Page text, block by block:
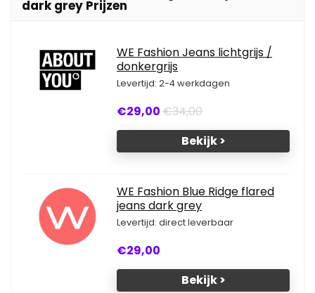
dark grey Prijzen
WE Fashion Jeans lichtgrijs /
donkergrijs
Levertijd: 2-4 werkdagen
€29,00€34,00
Bekijk >
WE Fashion Blue Ridge flared
jeans dark grey
Levertijd: direct leverbaar
€29,00
Bekijk >